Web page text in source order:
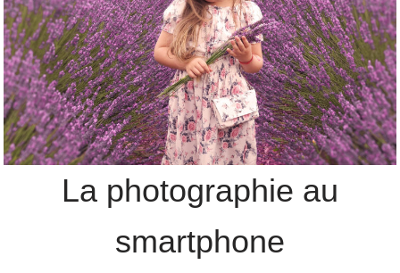
La photographie au
smartphone